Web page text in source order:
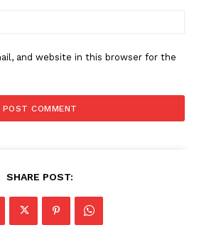
and website in this browser for the
SHARE POST: